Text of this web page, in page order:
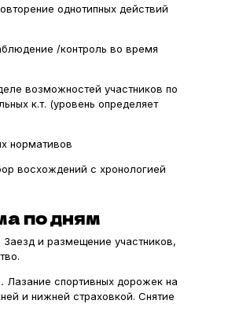
однотипных действий
/контроль во время
возможностей участников по
к.т. (уровень определяет
нормативов
восхождений с хронологией
по дням
Заезд и размещение участников,
. Лазание спортивных дорожек на
и нижней страховкой. Снятие